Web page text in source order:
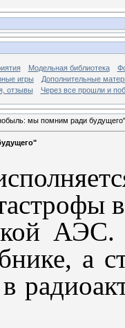
Модельная библиотека
игры
Дополнительные
отзывы
Через все прошли и
мы помним ради будущего"
АЭС.
а